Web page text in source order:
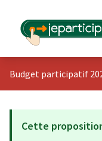
Budget participatif
Cette